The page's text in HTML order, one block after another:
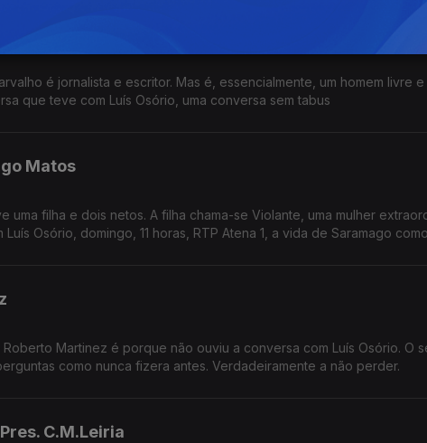
Carvalho
é jornalista e escritor. Mas é, essencialmente, um homem livre
que teve com Luís Osório, uma conversa sem tabus
Matos
uma filha e dois netos. A filha chama-se Violante, uma mulher
estará à conversa com Luís Osório, domingo, 11 horas, RTP Atena 1, a vida de
Martinez é porque não ouviu a conversa com Luís Osório. O
como nunca fizera antes. Verdadeiramente a não perder.
C.M.Leiria